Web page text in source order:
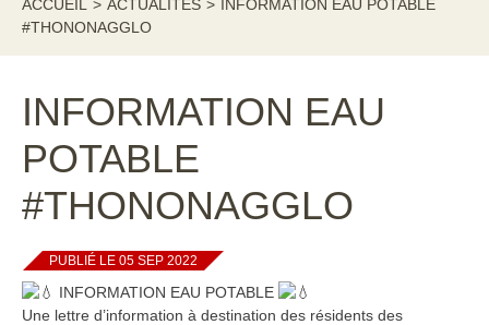
ACCUEIL > ACTUALITÉS > INFORMATION EAU POTABLE
#THONONAGGLO
INFORMATION EAU
POTABLE
#THONONAGGLO
PUBLIÉ LE 05 SEP 2022
INFORMATION EAU POTABLE
Une lettre d’information à destination des résidents des